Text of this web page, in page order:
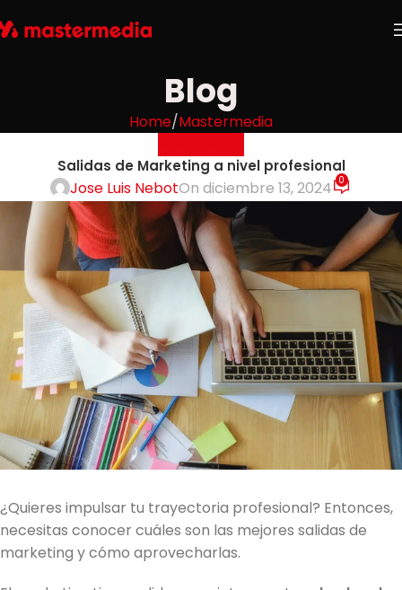
Blog
Home Mastermedia
Salidas de Marketing a nivel profesional
Jose Luis NebotOn diciembre 13, 2024 0
¿Quieres impulsar tu trayectoria profesional? Entonces,
necesitas conocer cuáles son las mejores salidas de
marketing y cómo aprovecharlas.